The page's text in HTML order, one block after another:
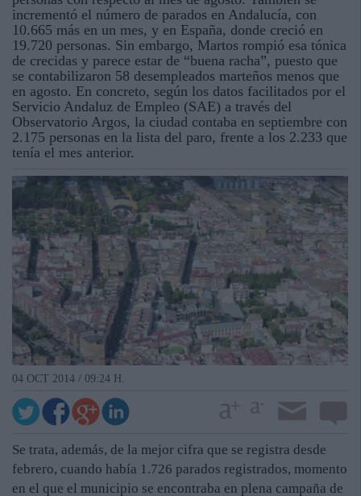
incrementó el número de parados en Andalucía, con
10.665 más en un mes, y en España, donde creció en
19.720 personas. Sin embargo, Martos rompió esa tónica
de crecidas y parece estar de “buena racha”, puesto que
se contabilizaron 58 desempleados marteños menos que
en agosto. En concreto, según los datos facilitados por el
Servicio Andaluz de Empleo (SAE) a través del
Observatorio Argos, la ciudad contaba en septiembre con
2.175 personas en la lista del paro, frente a los 2.233 que
tenía el mes anterior.
04 OCT 2014 / 09:24 H.
Se trata, además, de la mejor cifra que se registra desde
febrero, cuando había 1.726 parados registrados, momento
en el que el municipio se encontraba en plena campaña de